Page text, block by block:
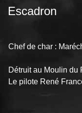
Escadron
Chef de char :
Détruit au Moulin du
Le pilote René